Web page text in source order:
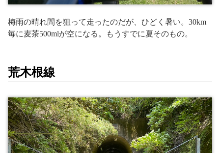
梅雨の晴れ間を狙って走ったのだが、ひどく暑い。30km
毎に麦茶500mlが空になる。もうすでに夏そのもの。
荒木根線